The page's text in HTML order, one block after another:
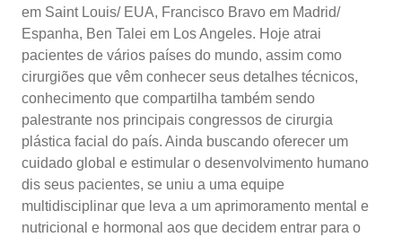
em Saint Louis/ EUA, Francisco Bravo em Madrid/
Espanha, Ben Talei em Los Angeles. Hoje atrai
pacientes de vários países do mundo, assim como
cirurgiões que vêm conhecer seus detalhes técnicos,
conhecimento que compartilha também sendo
palestrante nos principais congressos de cirurgia
plástica facial do país. Ainda buscando oferecer um
cuidado global e estimular o desenvolvimento humano
dis seus pacientes, se uniu a uma equipe
multidisciplinar que leva a um aprimoramento mental e
nutricional e hormonal aos que decidem entrar para o